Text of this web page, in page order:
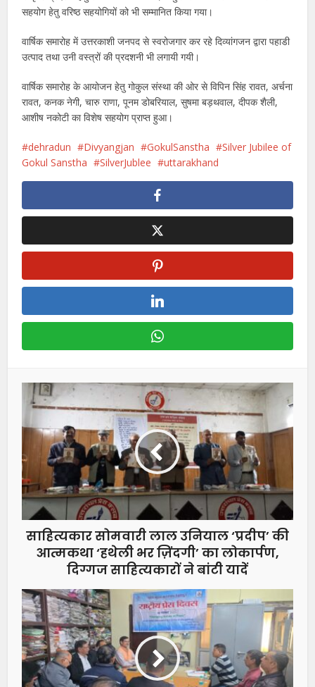
सहयोग हेतु वरिष्ठ सहयोगियों को भी सम्मानित किया गया।
वार्षिक समारोह में उत्तरकाशी जनपद से स्वरोजगार कर रहे दिव्यांगजन द्वारा पहाडी
उत्पाद तथा उनी वस्त्रों की प्रदशनी भी लगायी गयी।
वार्षिक समारोह के आयोजन हेतु गोकुल संस्था की ओर से विपिन सिंह रावत, अर्चना
रावत, कनक नेगी, चारु राणा, पूनम डोबरियाल, सुषमा बड़थवाल, दीपक शैली,
आशीष नकोटी का विशेष सहयोग प्राप्त हुआ।
dehradun Divyangjan GokulSanstha
Silver Jubilee of
Gokul Sanstha
SilverJublee uttarakhand
साहित्यकार सोमवारी लाल उनियाल ‘प्रदीप’ की
आत्मकथा ‘हथेली भर ज़िंदगी’ का लोकार्पण,
दिग्गज साहित्यकारों ने बांटी यादें